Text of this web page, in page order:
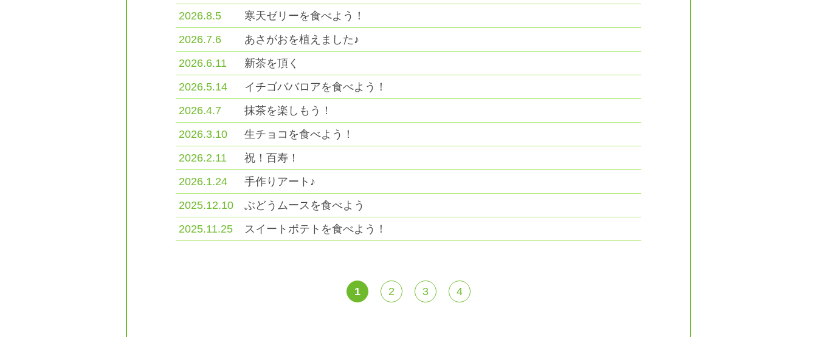
2026.8.5
寒天ゼリーを食べよう！
2026.7.6
あさがおを植えました♪
2026.6.11
新茶を頂く
2026.5.14
イチゴババロアを食べよう！
2026.4.7
抹茶を楽しもう！
2026.3.10
生チョコを食べよう！
2026.2.11
祝！百寿！
2026.1.24
手作りアート♪
2025.12.10
ぶどうムースを食べよう
2025.11.25
スイートポテトを食べよう！
1 2 3 4